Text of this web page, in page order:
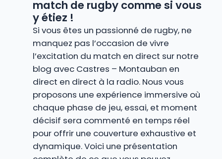
match de rugby comme si vous
y étiez !
Si vous êtes un passionné de rugby, ne
manquez pas l’occasion de vivre
l’excitation du match en direct sur notre
blog avec Castres – Montauban en
direct en direct à la radio. Nous vous
proposons une expérience immersive où
chaque phase de jeu, essai, et moment
décisif sera commenté en temps réel
pour offrir une couverture exhaustive et
dynamique. Voici une présentation